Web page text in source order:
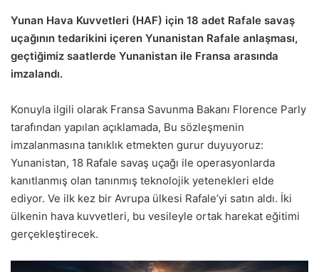
Yunan Hava Kuvvetleri (HAF) için 18 adet Rafale savaş
uçağının tedarikini içeren Yunanistan Rafale anlaşması,
geçtiğimiz saatlerde Yunanistan ile Fransa arasında
imzalandı.
Konuyla ilgili olarak Fransa Savunma Bakanı Florence Parly
tarafından yapılan açıklamada, Bu sözleşmenin
imzalanmasına tanıklık etmekten gurur duyuyoruz:
Yunanistan, 18 Rafale savaş uçağı ile operasyonlarda
kanıtlanmış olan tanınmış teknolojik yetenekleri elde
ediyor. Ve ilk kez bir Avrupa ülkesi Rafale’yi satın aldı. İki
ülkenin hava kuvvetleri, bu vesileyle ortak harekat eğitimi
gerçekleştirecek.